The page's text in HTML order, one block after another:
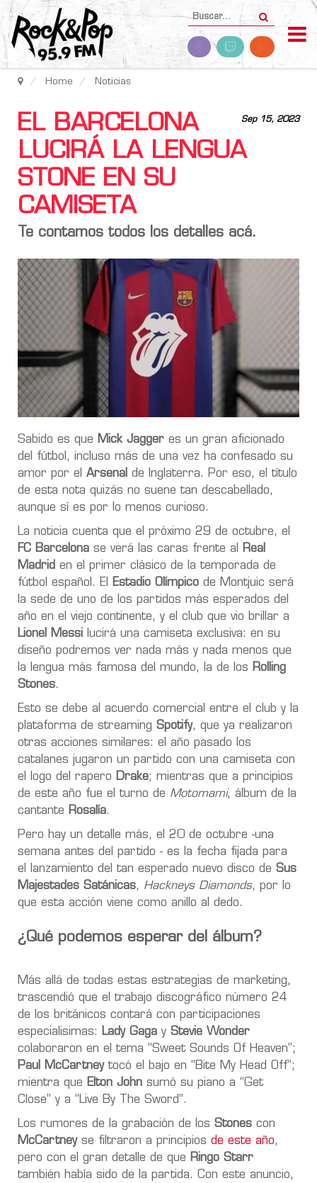
Home Noticias
Sep 15, 2023
EL BARCELONA
LUCIRÁ LA LENGUA
STONE EN SU
CAMISETA
Te contamos todos los detalles acá.
Sabido es que Mick Jagger es un gran aficionado
del fútbol, incluso más de una vez ha confesado su
amor por el Arsenal de Inglaterra. Por eso, el título
de esta nota quizás no suene tan descabellado,
aunque sí es por lo menos curioso.
La noticia cuenta que el próximo 29 de octubre, el
FC Barcelona se verá las caras frente al
Real
Madrid en el primer clásico de la temporada de
fútbol español. El
Estadio Olímpico de Montjuic será
la sede de uno de los partidos más esperados del
año en el viejo continente, y el club que vio brillar a
Lionel Messi lucirá una camiseta exclusiva: en su
diseño podremos ver nada más y nada menos que
la lengua más famosa del mundo, la de los Rolling
Stones.
Esto se debe al acuerdo comercial entre el club y la
plataforma de streaming Spotify, que ya realizaron
otras acciones similares: el año pasado los
catalanes jugaron un partido con una camiseta con
el logo del rapero Drake; mientras que a principios
de este año fue el turno de Motomami, álbum de la
cantante Rosalía.
Pero hay un detalle más, el 20 de octubre -una
semana antes del partido - es la fecha fijada para
el lanzamiento del tan esperado nuevo disco de Sus
Majestades Satánicas, Hackneys Diamonds, por lo
que esta acción viene como anillo al dedo.
¿Qué podemos esperar del álbum?
Más allá de todas estas estrategias de marketing,
trascendió que el trabajo discográfico número 24
de los británicos contará con participaciones
especialisimas:
Lady Gaga y Stevie Wonder
colaboraron en el tema “Sweet Sounds Of Heaven”;
Paul McCartneytocó el bajo en “Bite My Head Off”;
mientra que Elton John sumó su piano a “Get
Close” y a “Live By The Sword”.
Los rumores de la grabación de los Stones con
McCartneyse filtraron a principios de este año,
pero con el gran detalle de que Ringo Starr
también había sido de la partida. Con este anuncio,